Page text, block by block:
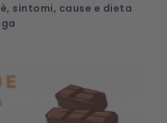
sintomi, cause e dieta